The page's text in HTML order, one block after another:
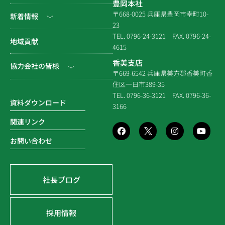
会社沿革
拠点一覧
企業倫理規定
品質方針
環境方針
SDGsの取組み
住宅関連
各種連携
災害時対応等
土木
建築（民間）
新着情報
NEWS & EVENT
メディア掲載
地域貢献
協力会社の皆様
資料ダウンロード
関連リンク
お問い合わせ
社長ブログ
採用情報
豊岡本社
〒668-0025 兵庫県豊岡市幸町10-
23
TEL. 0796-24-3121 FAX. 0796-24-
4615
香美支店
〒669-6542 兵庫県美方郡香美町香
住区一日市389-35
TEL. 0796-36-3121 FAX. 0796-36-
3166